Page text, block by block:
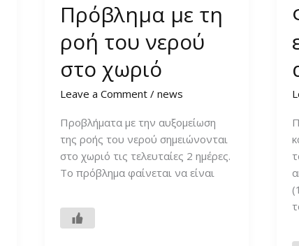
Πρόβλημα με τη
ροή του νερού
στο χωριό
Leave a Comment /news
Προβλήματα με την αυξομείωση
της ροής του νερού σημειώνονται
στο χωριό τις τελευταίες 2 ημέρες.
Το πρόβλημα φαίνεται να είναι